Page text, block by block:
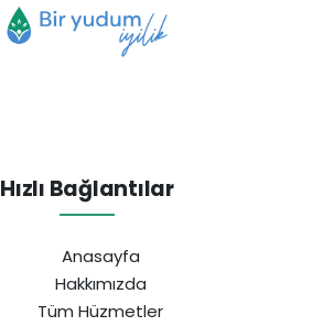
Hızlı Bağlantılar
Anasayfa
Hakkımızda
Tüm Hüzmetler